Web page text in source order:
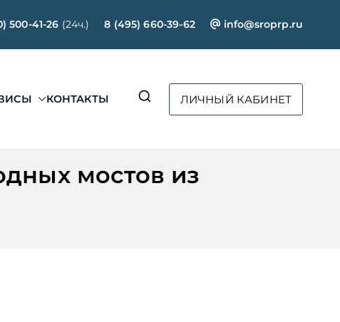
500-41-26 (24ч.)8 (495) 660-39-62 info@sroprp.ru
КОНТАКТЫ ЛИЧНЫЙ КАБИНЕТ
мостов из